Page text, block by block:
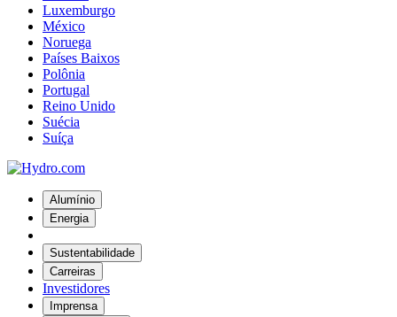
Luxemburgo
México
Noruega
Países Baixos
Polônia
Portugal
Reino Unido
Suécia
Suíça
Alumínio
Energia
Sustentabilidade
Carreiras
Investidores
Imprensa